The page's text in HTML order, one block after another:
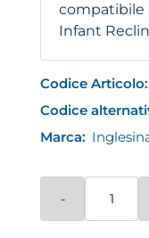
compatibile
Infant
Codice Articolo:
Codice
Marca: